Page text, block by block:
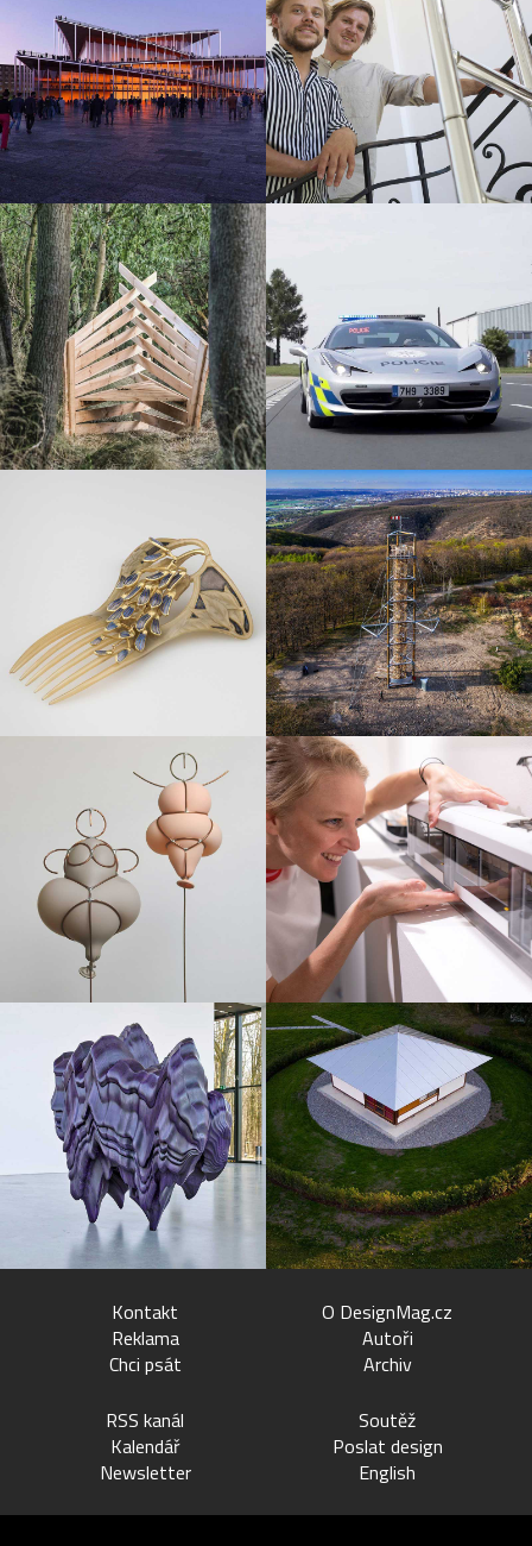
Kontakt
Reklama
Chci psát
O DesignMag.cz
Autoři
Archiv
RSS kanál
Kalendář
Newsletter
Soutěž
Poslat design
English